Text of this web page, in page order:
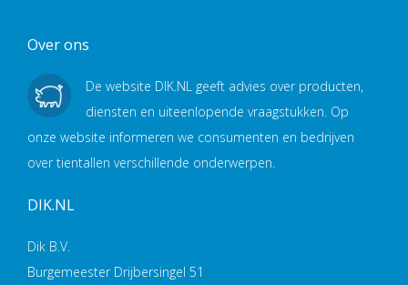
Over ons
De website DIK.NL geeft advies over producten,
diensten en uiteenlopende vraagstukken. Op
onze website informeren we consumenten en bedrijven
over tientallen verschillende onderwerpen.
DIK.NL
Dik B.V.
Burgemeester Drijbersingel 51